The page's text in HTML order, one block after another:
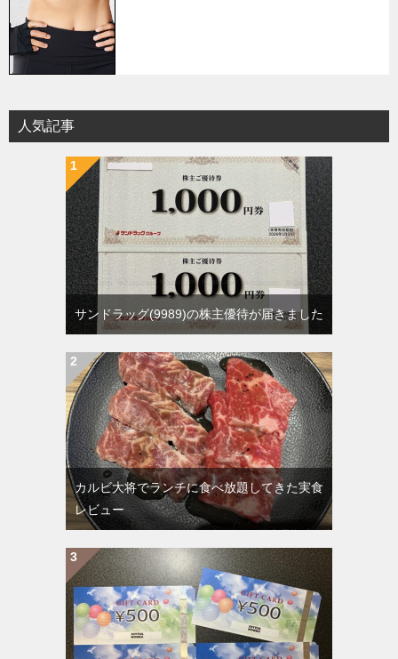
人気記事
サンドラッグ(9989)の株主優待が届きました
カルビ大将でランチに食べ放題してきた実食
レビュー